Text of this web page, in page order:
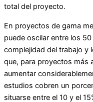
total del proyecto.
En proyectos de gama
puede oscilar entre los
complejidad del trabajo y
que, para proyectos más
aumentar
estudios cobren un
situarse entre el 10 y el